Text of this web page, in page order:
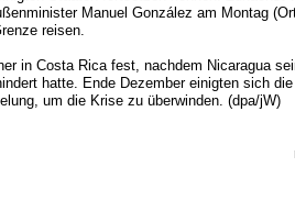
Manuel González am Montag
reisen.
in Costa Rica fest, nachdem Nicaragua
hatte. Ende Dezember einigten sich
um die Krise zu überwinden. (dpa/jW)